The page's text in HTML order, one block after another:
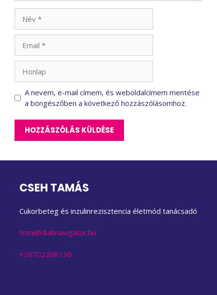
A nevem, e-mail címem, és weboldalcímem mentése
a böngészőben a következő hozzászólásomhoz.
CSEH TAMÁS
Cukorbeteg és inzulinrezisztencia életmód tanácsadó
tomi@diabnavigator.hu
+36702208136